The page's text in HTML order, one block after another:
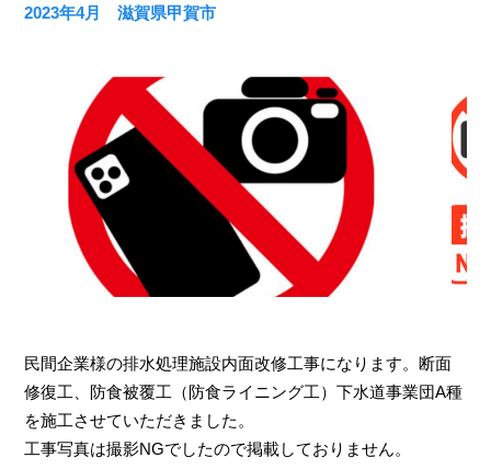
2023年4月 滋賀県甲賀市
民間企業様の排水処理施設内面改修工事になります。断面
修復工、防食被覆工（防食ライニング工）下水道事業団A種
を施工させていただきました。
工事写真は撮影NGでしたので掲載しておりません。